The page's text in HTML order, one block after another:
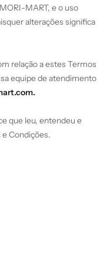
MART, e o uso
alterações significa
relação a estes Termos
equipe de atendimento
.
que leu, entendeu e
Condições.